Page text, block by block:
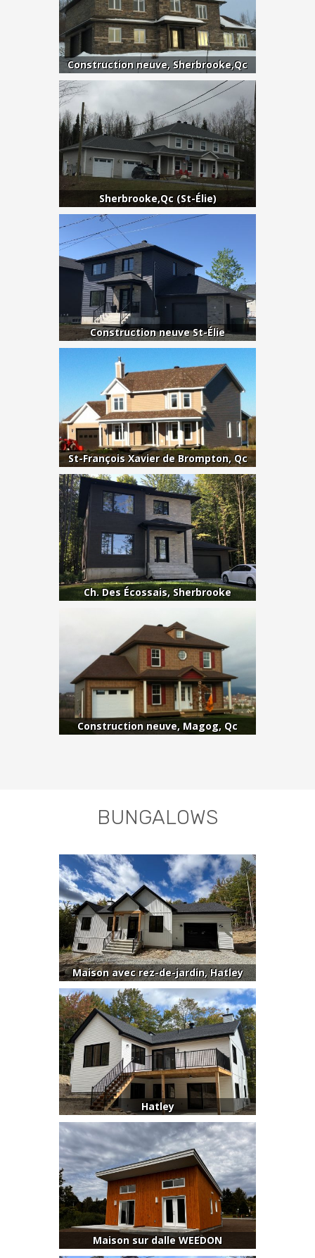
Construction neuve, Sherbrooke,Qc
Sherbrooke,Qc (St-Élie)
Construction neuve St-Élie
St-François Xavier de Brompton, Qc
Ch. Des Écossais, Sherbrooke
Construction neuve, Magog, Qc
BUNGALOWS
Maison avec rez-de-jardin, Hatley
Hatley
Maison sur dalle WEEDON